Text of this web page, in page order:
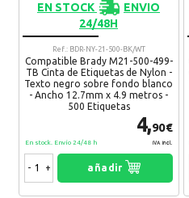
¿Recomendaría su compra?
10 Comentario(s)
Vuestro servicio es excelente.
Recomendaría su compra:
EN STOCK
ENVIO
24/48H
Ref.: BDR-NY-21-500-BK/WT
Compatible Brady M21-500-499-
TB Cinta de Etiquetas de Nylon -
Texto negro sobre fondo blanco
- Ancho 12.7mm x 4.9 metros -
500 Etiquetas
4,90€
IVA Incl.
En stock. Envío 24/48 h
- + añadir